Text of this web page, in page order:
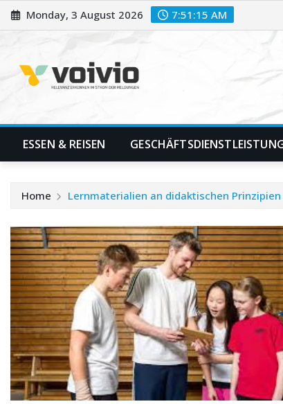
Skip
to
Monday, 3 August 2026 7:51:16 AM
ESSEN & REISEN
Home Lernmaterialien an didaktischen